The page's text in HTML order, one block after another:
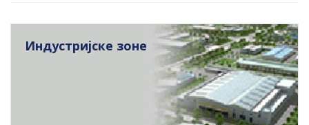
Индустријске зоне